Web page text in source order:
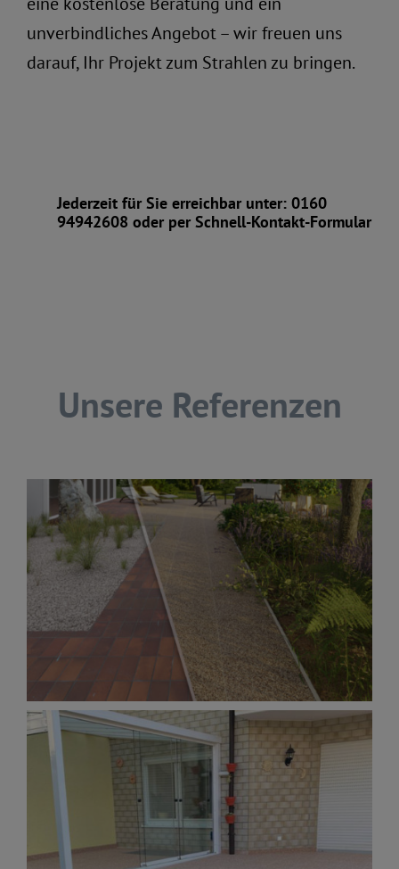
unverbindliches Angebot – wir freuen uns
darauf, Ihr Projekt zum Strahlen zu bringen.
Jederzeit für Sie erreichbar unter: 0160
94942608 oder per Schnell-Kontakt-Formular
Unsere Referenzen